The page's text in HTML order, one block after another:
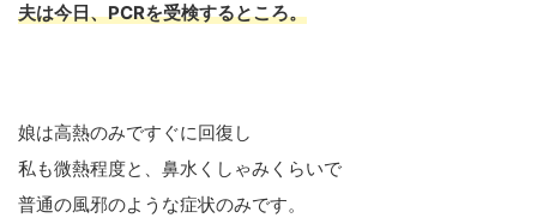
夫は今日、PCRを受検するところ。
娘は高熱のみですぐに回復し
私も微熱程度と、鼻水くしゃみくらいで
普通の風邪のような症状のみです。